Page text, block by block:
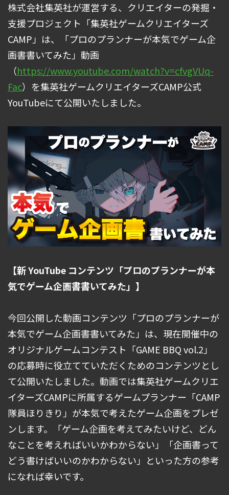
株式会社集英社が運営する、クリエイターの発掘・
支援プロジェクト「集英社ゲームクリエイターズ
CAMP」は、「プロのプランナーが本気でゲーム企
画書書いてみた」動画
（https://www.youtube.com/watch?v=cfvgVUq-
Fac）を集英社ゲームクリエイターズCAMP公式
YouTubeにて公開いたしました。
【新 YouTube コンテンツ「プロのプランナーが本
気でゲーム企画書書いてみた」】
今回公開した動画コンテンツ「プロのプランナーが
本気でゲーム企画書書いてみた」は、現在開催中の
オリジナルゲームコンテスト「GAME BBQ vol.2」
の応募時に役立てていただくためのコンテンツとし
て公開いたしました。動画では集英社ゲームクリエ
イターズCAMPに所属するゲームプランナー「CAMP
隊員ほりきり」が本気で考えたゲーム企画をプレゼ
ンします。「ゲーム企画を考えてみたいけど、どん
なことを考えればいいかわからない」「企画書って
どう書けばいいのかわからない」といった方の参考
になれば幸いです。